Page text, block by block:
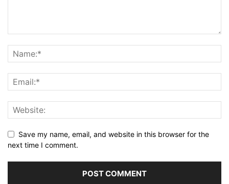
Save my name, email, and website in this browser for the
next time I comment.